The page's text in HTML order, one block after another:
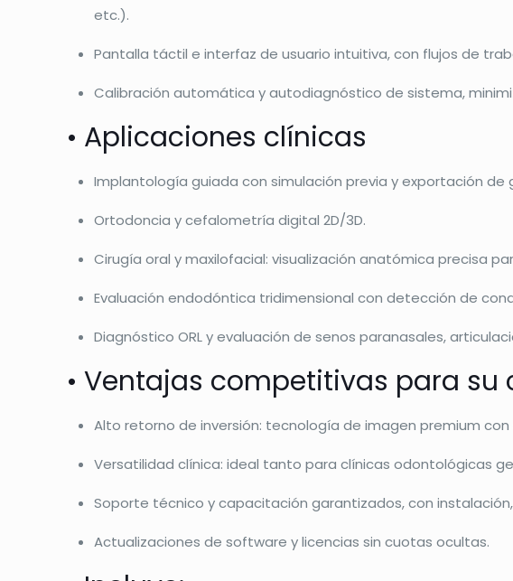
etc.).
Pantalla táctil e interfaz de usuario intuitiva, con flujos de
Calibración automática y autodiagnóstico de sistema,
• Aplicaciones clínicas
Implantología guiada con simulación previa y exportación de
Ortodoncia y cefalometría digital 2D/3D.
Cirugía oral y maxilofacial: visualización anatómica precisa
Evaluación endodóntica tridimensional con detección de
Diagnóstico ORL y evaluación de senos paranasales,
• Ventajas competitivas para su
Alto retorno de inversión: tecnología de imagen premium
Versatilidad clínica: ideal tanto para clínicas odontológicas
Soporte técnico y capacitación garantizados, con
Actualizaciones de software y licencias sin cuotas ocultas.